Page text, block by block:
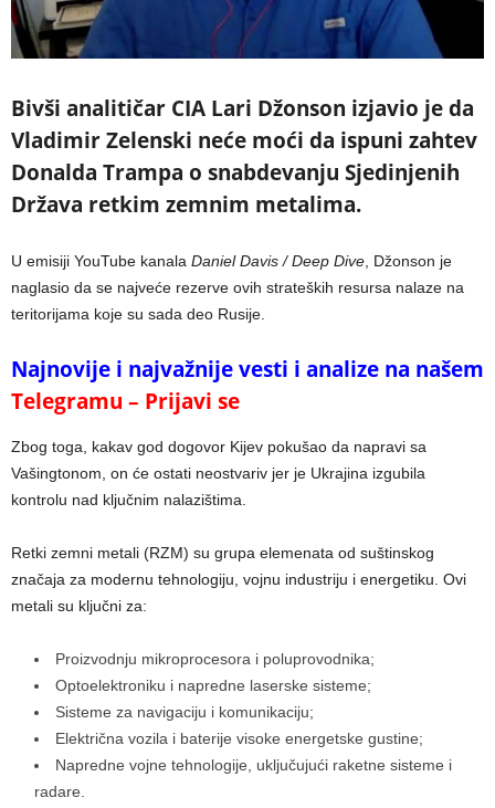
Bivši analitičar CIA Lari Džonson izjavio je da
Vladimir Zelenski neće moći da ispuni zahtev
Donalda Trampa o snabdevanju Sjedinjenih
Država retkim zemnim metalima.
U emisiji YouTube kanala Daniel Davis / Deep Dive , Džonson je
naglasio da se najveće rezerve ovih strateških resursa nalaze na
teritorijama koje su sada deo Rusije.
Najnovije i najvažnije vesti i analize na našem
Telegramu – Prijavi se
Zbog toga, kakav god dogovor Kijev pokušao da napravi sa
Vašingtonom, on će ostati neostvariv jer je Ukrajina izgubila
kontrolu nad ključnim nalazištima.
Retki zemni metali (RZM) su grupa elemenata od suštinskog
značaja za modernu tehnologiju, vojnu industriju i energetiku. Ovi
metali su ključni za:
Proizvodnju mikroprocesora i poluprovodnika;
Optoelektroniku i napredne laserske sisteme;
Sisteme za navigaciju i komunikaciju;
Električna vozila i baterije visoke energetske gustine;
Napredne vojne tehnologije, uključujući raketne sisteme i
radare.